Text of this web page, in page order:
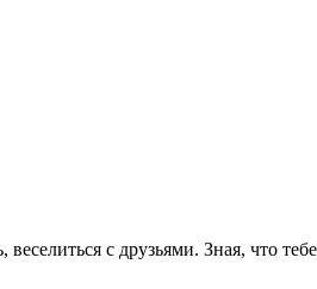
с друзьями. Зная, что